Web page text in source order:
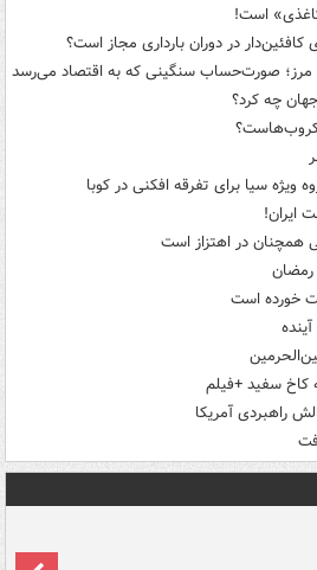
است!
در دوران بارداری مجاز است؟
صورت‌حساب سنگینی که به اقتصاد می‌رسد
چه کرد؟
ویژه سیا برای تفرقه افکنی در کوبا
ایران!
همچنان در اهتزاز است
رمضان
خورده است
کاخ سفید +فیلم
راهبردی آمریکا